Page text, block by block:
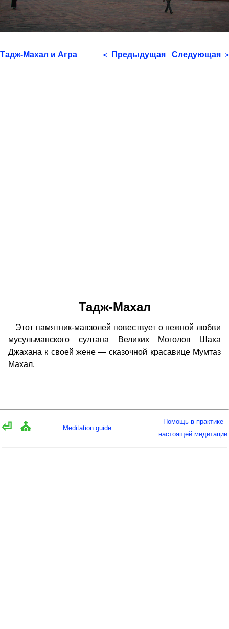
Тадж-Махал и Агра < Предыдущая Следующая >
Тадж-Махал
Этот памятник-мавзолей повествует о нежной любви
мусульманского султана Великих Моголов Шаха
Джахана к своей жене — сказочной красавице Мумтаз
Махал.
⏎ ⛪ Meditation guide
Помощь в практике
настоящей медитации